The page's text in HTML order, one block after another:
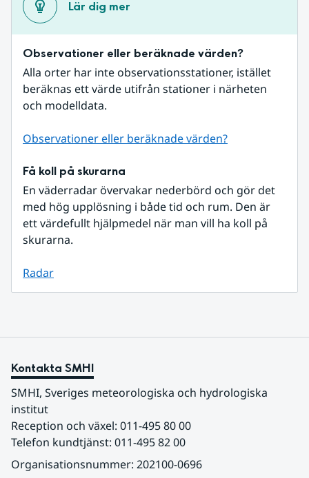
Lär dig mer
Observationer eller beräknade värden?
Alla orter har inte observationsstationer, istället
beräknas ett värde utifrån stationer i närheten
och modelldata.
Observationer eller beräknade värden?
Få koll på skurarna
En väderradar övervakar nederbörd och gör det
med hög upplösning i både tid och rum. Den är
ett värdefullt hjälpmedel när man vill ha koll på
skurarna.
Radar
Kontakta SMHI
SMHI, Sveriges meteorologiska och hydrologiska
institut
Reception och växel: 011-495 80 00
Telefon kundtjänst: 011-495 82 00
Organisationsnummer: 202100-0696